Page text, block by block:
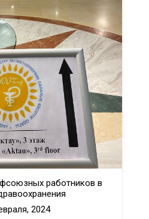
работников в
2024